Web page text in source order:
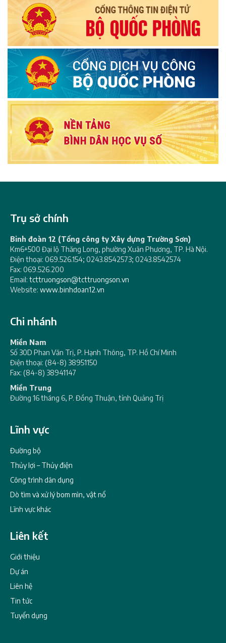
Trụ sở chính
Binh đoàn 12 (Tổng công ty Xây dựng Trường Sơn)
Km6+500 Đại lộ Thăng Long, phường Xuân Phương, TP. Hà Nội.
Điện thoại: 069.526.154; 0243.8542573; 0243.8542574
Fax: 069.526.200
Email: tcttruongson@tcttruongson.vn
Website: www.binhdoan12.vn
Chi nhánh
Miền Nam
Số 30D Phan Văn Trị, P. Hạnh Thông, TP. Hồ Chí Minh
Điện thoại: (84-8) 38951150
Fax: (84-8) 38941147
Miền Trung
Đường 16 tháng 6, P. Đồng Thuận, tỉnh Quảng Trị
Lĩnh vực
Đường bộ
Thủy lợi – Thủy điện
Công trình dân dụng
Dò tìm và xử lý bom mìn, vật nổ
Lĩnh vực khác
Liên kết
Giới thiệu
Dự án
Liên hệ
Tin tức
Tuyển dụng